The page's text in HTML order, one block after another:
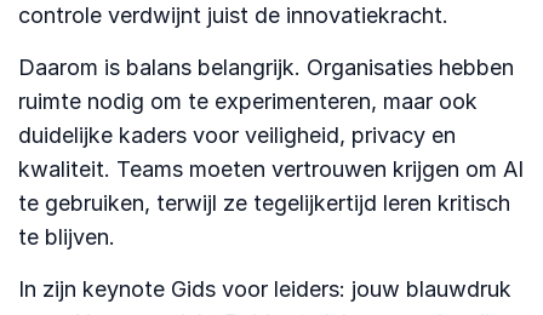
controle verdwijnt juist de innovatiekracht.
Daarom is balans belangrijk. Organisaties hebben
ruimte nodig om te experimenteren, maar ook
duidelijke kaders voor veiligheid, privacy en
kwaliteit. Teams moeten vertrouwen krijgen om AI
te gebruiken, terwijl ze tegelijkertijd leren kritisch
te blijven.
In zijn keynote Gids voor leiders: jouw blauwdruk